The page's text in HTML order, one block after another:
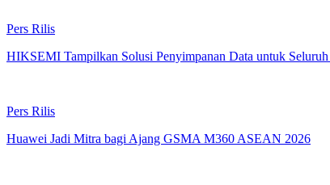
Pers Rilis
HIKSEMI Tampilkan Solusi Penyimpanan Data untuk
Pers Rilis
Huawei Jadi Mitra bagi Ajang GSMA M360 ASEAN 2026